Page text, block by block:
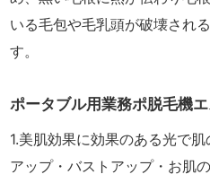
いる毛包や毛乳頭が破壊され
す。
ポータブル用業務ポ脱毛機
1.美肌効果に効果のある光で
アップ・バストアップ・お肌